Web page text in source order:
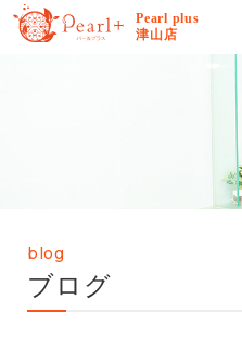
Pearl plus
津山店
FLOW
blog
ブログ